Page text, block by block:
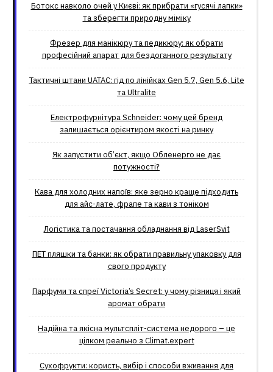
Ботокс навколо очей у Києві: як прибрати «гусячі лапки»
та зберегти природну міміку
Фрезер для манікюру та педикюру: як обрати
професійний апарат для бездоганного результату
Тактичні штани UATAC: гід по лінійках Gen 5.7, Gen 5.6, Lite
та Ultralite
Електрофурнітура Schneider: чому цей бренд
залишається орієнтиром якості на ринку
Як запустити об’єкт, якщо Обленерго не дає
потужності?
Кава для холодних напоїв: яке зерно краще підходить
для айс-лате, фрапе та кави з тоніком
Логістика та постачання обладнання від LaserSvit
ПЕТ пляшки та банки: як обрати правильну упаковку для
свого продукту
Парфуми та спреї Victoria’s Secret: у чому різниця і який
аромат обрати
Надійна та якісна мультспліт-система недорого – це
цілком реально з Climat.еxpert
Сухофрукти: користь, вибір і способи вживання для